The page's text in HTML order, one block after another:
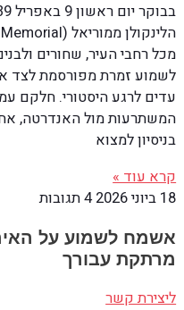
מכל רחבי העיר, שחורים
לשמוע זמרת מפורסמת לצד
עדים לרגע היסטורי. חלקם
המשתרעות מול האנדרטה,
בניסיון למצוא
קרא עוד »
18 ביוני 2026
4 תגובות
אשמח לשמוע על
מרתקת עבורך
ליצירת קשר